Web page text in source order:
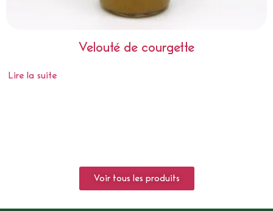
Velouté de courgette
Lire la suite
Voir tous les produits